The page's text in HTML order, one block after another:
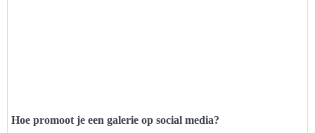
Hoe promoot je een galerie op social media?